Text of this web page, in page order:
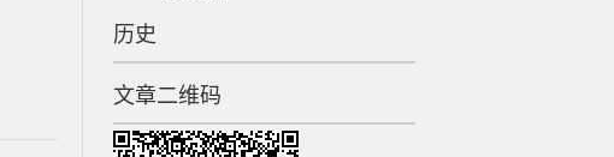
历史
文章二维码